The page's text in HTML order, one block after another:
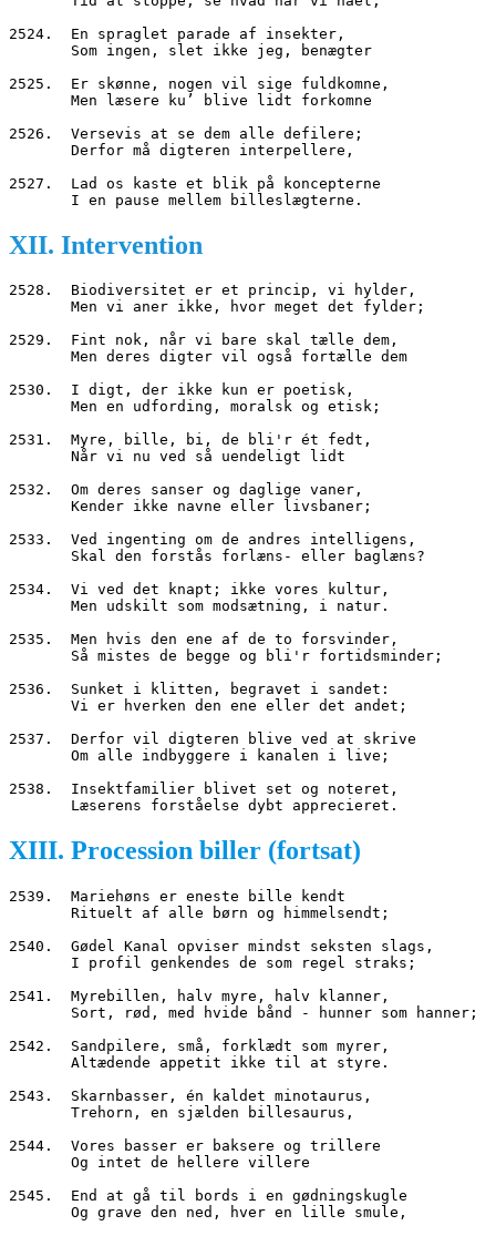
2524.  En spraglet parade af insekter,
       Som ingen, slet ikke jeg, benægter
2525.  Er skønne, nogen vil sige fuldkomne,
       Men læsere ku’ blive lidt forkomne
2526.  Versevis at se dem alle defilere;
       Derfor må digteren interpellere,
2527.  Lad os kaste et blik på koncepterne
       I en pause mellem billeslægterne.
XII. Intervention
2528.  Biodiversitet er et princip, vi hylder,
       Men vi aner ikke, hvor meget det fylder;
2529.  Fint nok, når vi bare skal tælle dem,
       Men deres digter vil også fortælle dem
2530.  I digt, der ikke kun er poetisk,
       Men en udfording, moralsk og etisk;
2531.  Myre, bille, bi, de bli'r ét fedt,
       Når vi nu ved så uendeligt lidt
2532.  Om deres sanser og daglige vaner,
       Kender ikke navne eller livsbaner;
2533.  Ved ingenting om de andres intelligens,
       Skal den forstås forlæns- eller baglæns?
2534.  Vi ved det knapt; ikke vores kultur,
       Men udskilt som modsætning, i natur.
2535.  Men hvis den ene af de to forsvinder,
       Så mistes de begge og bli'r fortidsminder;
2536.  Sunket i klitten, begravet i sandet:
       Vi er hverken den ene eller det andet;
2537.  Derfor vil digteren blive ved at skrive
       Om alle indbyggere i kanalen i live;
2538.  Insektfamilier blivet set og noteret,
       Læserens forståelse dybt apprecieret.
XIII. Procession biller (fortsat)
2539.  Mariehøns er eneste bille kendt
       Rituelt af alle børn og himmelsendt;
2540.  Gødel Kanal opviser mindst seksten slags,
       I profil genkendes de som regel straks;
2541.  Myrebillen, halv myre, halv klanner,
       Sort, rød, med hvide bånd - hunner som hanner;
2542.  Sandpilere, små, forklædt som myrer,
       Altædende appetit ikke til at styre.
2543.  Skarnbasser, én kaldet minotaurus,
       Trehorn, en sjælden billesaurus,
2544.  Vores basser er baksere og trillere
       Og intet de hellere villere
2545.  End at gå til bords i en gødningskugle
       Og grave den ned, hver en lille smule,